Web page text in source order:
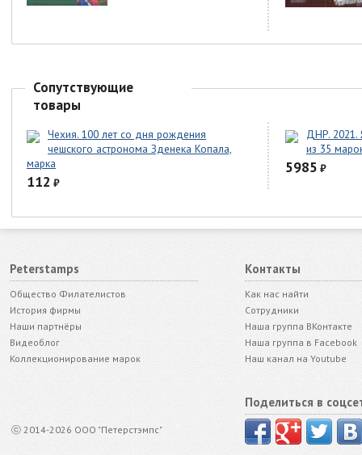
Сопутствующие
товары
Чехия. 100 лет со дня рождения
чешского астронома Зденека Копала,
марка
112 ₽
ДНР. 2021.
из 35
5985 ₽
Peterstamps
Общество Филателистов
История фирмы
Наши партнёры
Видеоблог
Коллекционирование марок
ⓒ 2014-2026 ООО "Петерстэмпс"
Контакты
Как нас найти
Сотрудники
Наша группа ВКонтакте
Наша группа в Facebook
Наш канал на Youtube
Поделиться в